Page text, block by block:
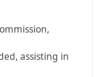
assisting in